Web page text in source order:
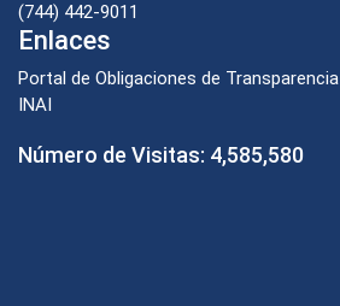
(744) 442-9011
Enlaces
Portal de Obligaciones de Transparencia
INAI
Número de Visitas: 4,585,580